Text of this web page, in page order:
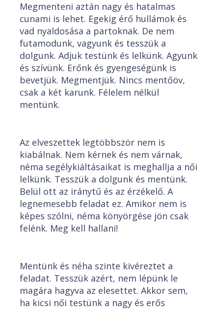
Megmenteni aztán nagy és hatalmas
cunami is lehet. Egekig érő hullámok és
vad nyaldosása a partoknak. De nem
futamodunk, vagyunk és tesszük a
dolgunk. Adjuk testünk és lelkünk. Agyunk
és szívünk. Erőnk és gyengeségünk is
bevetjük. Megmentjük. Nincs mentőöv,
csak a két karunk. Félelem nélkül
mentünk.
Az elveszettek legtöbbször nem is
kiabálnak. Nem kérnek és nem várnak,
néma segélykiáltásaikat is meghallja a női
lelkünk. Tesszük a dolgunk és mentünk.
Belül ott az iránytű és az érzékelő. A
legnemesebb feladat ez. Amikor nem is
képes szólni, néma könyörgése jön csak
felénk. Meg kell hallani!
Mentünk és néha szinte kivéreztet a
feladat. Tesszük azért, nem lépünk le
magára hagyva az elesettet. Akkor sem,
ha kicsi női testünk a nagy és erős